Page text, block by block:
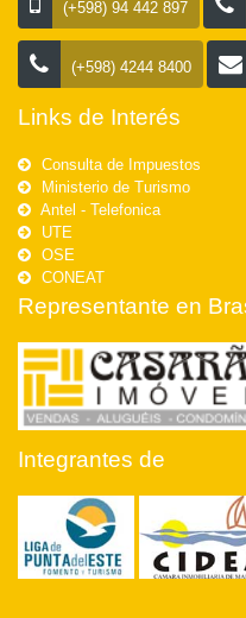
(+598) 94 442 897
(+598) 4244 8400
Links de Interés
Consulta de Impuestos
Ministerio de Turismo
Antel - Telefonica
UTE
OSE
CONEAT
Representante en
Integrantes de